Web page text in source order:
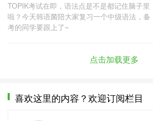
TOPIK考试在即，语法点是不是都记住脑子里
啦？今天韩语菌陪大家复习一个中级语法，备
考的同学要跟上了~
点击加载更多
喜欢这里的内容？欢迎订阅栏目